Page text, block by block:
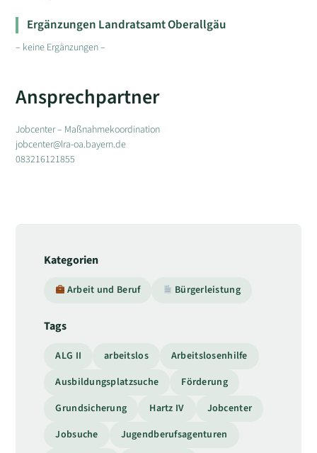
Ergänzungen Landratsamt Oberallgäu
– keine Ergänzungen –
Ansprechpartner
Jobcenter – Maßnahmekoordination
jobcenter@lra-oa.bayern.de
083216121855
Kategorien
Arbeit und Beruf Bürgerleistung
Tags
ALG II arbeitslos
Arbeitslosenhilfe
Ausbildungsplatzsuche
Förderung
Grundsicherung
Hartz IV
Jobcenter
Jobsuche
Jugendberufsagenturen